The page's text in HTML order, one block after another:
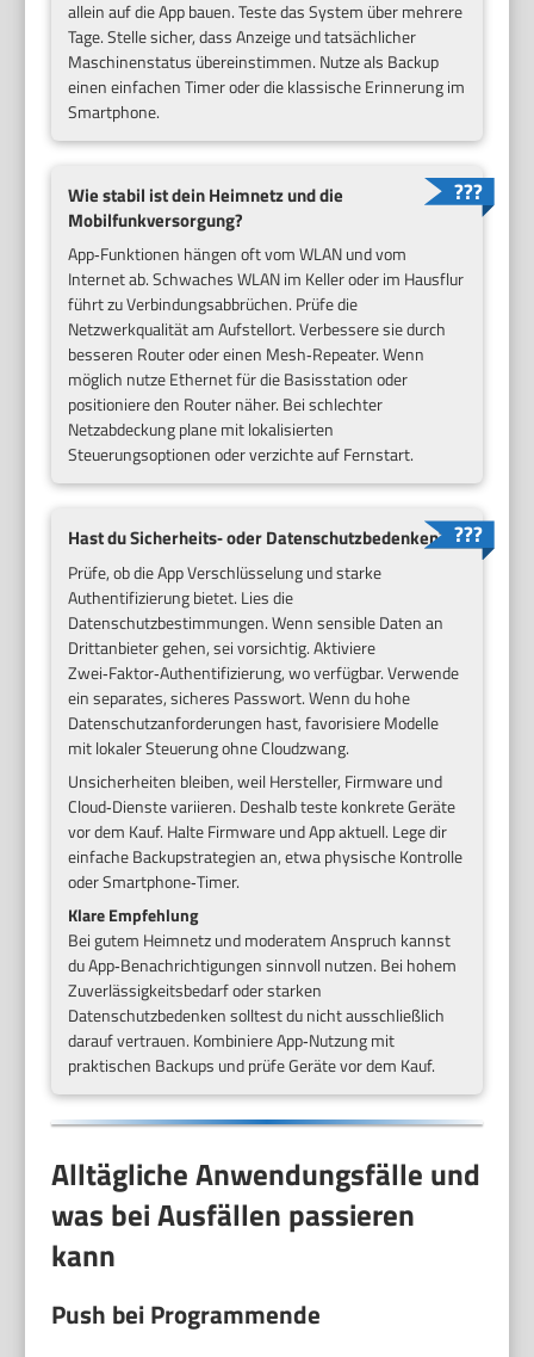
allein auf die App bauen. Teste das System über mehrere
Tage. Stelle sicher, dass Anzeige und tatsächlicher
Maschinenstatus übereinstimmen. Nutze als Backup
einen einfachen Timer oder die klassische Erinnerung im
Smartphone.
Wie stabil ist dein Heimnetz und die
Mobilfunkversorgung?
App‑Funktionen hängen oft vom WLAN und vom
Internet ab. Schwaches WLAN im Keller oder im Hausflur
führt zu Verbindungsabbrüchen. Prüfe die
Netzwerkqualität am Aufstellort. Verbessere sie durch
besseren Router oder einen Mesh‑Repeater. Wenn
möglich nutze Ethernet für die Basisstation oder
positioniere den Router näher. Bei schlechter
Netzabdeckung plane mit lokalisierten
Steuerungsoptionen oder verzichte auf Fernstart.
Hast du Sicherheits‑ oder Datenschutzbedenken?
Prüfe, ob die App Verschlüsselung und starke
Authentifizierung bietet. Lies die
Datenschutzbestimmungen. Wenn sensible Daten an
Drittanbieter gehen, sei vorsichtig. Aktiviere
Zwei‑Faktor‑Authentifizierung, wo verfügbar. Verwende
ein separates, sicheres Passwort. Wenn du hohe
Datenschutzanforderungen hast, favorisiere Modelle
mit lokaler Steuerung ohne Cloudzwang.
Unsicherheiten bleiben, weil Hersteller, Firmware und
Cloud‑Dienste variieren. Deshalb teste konkrete Geräte
vor dem Kauf. Halte Firmware und App aktuell. Lege dir
einfache Backupstrategien an, etwa physische Kontrolle
oder Smartphone‑Timer.
Klare Empfehlung
Bei gutem Heimnetz und moderatem Anspruch kannst
du App‑Benachrichtigungen sinnvoll nutzen. Bei hohem
Zuverlässigkeitsbedarf oder starken
Datenschutzbedenken solltest du nicht ausschließlich
darauf vertrauen. Kombiniere App‑Nutzung mit
praktischen Backups und prüfe Geräte vor dem Kauf.
Alltägliche Anwendungsfälle und
was bei Ausfällen passieren
kann
Push bei Programmende